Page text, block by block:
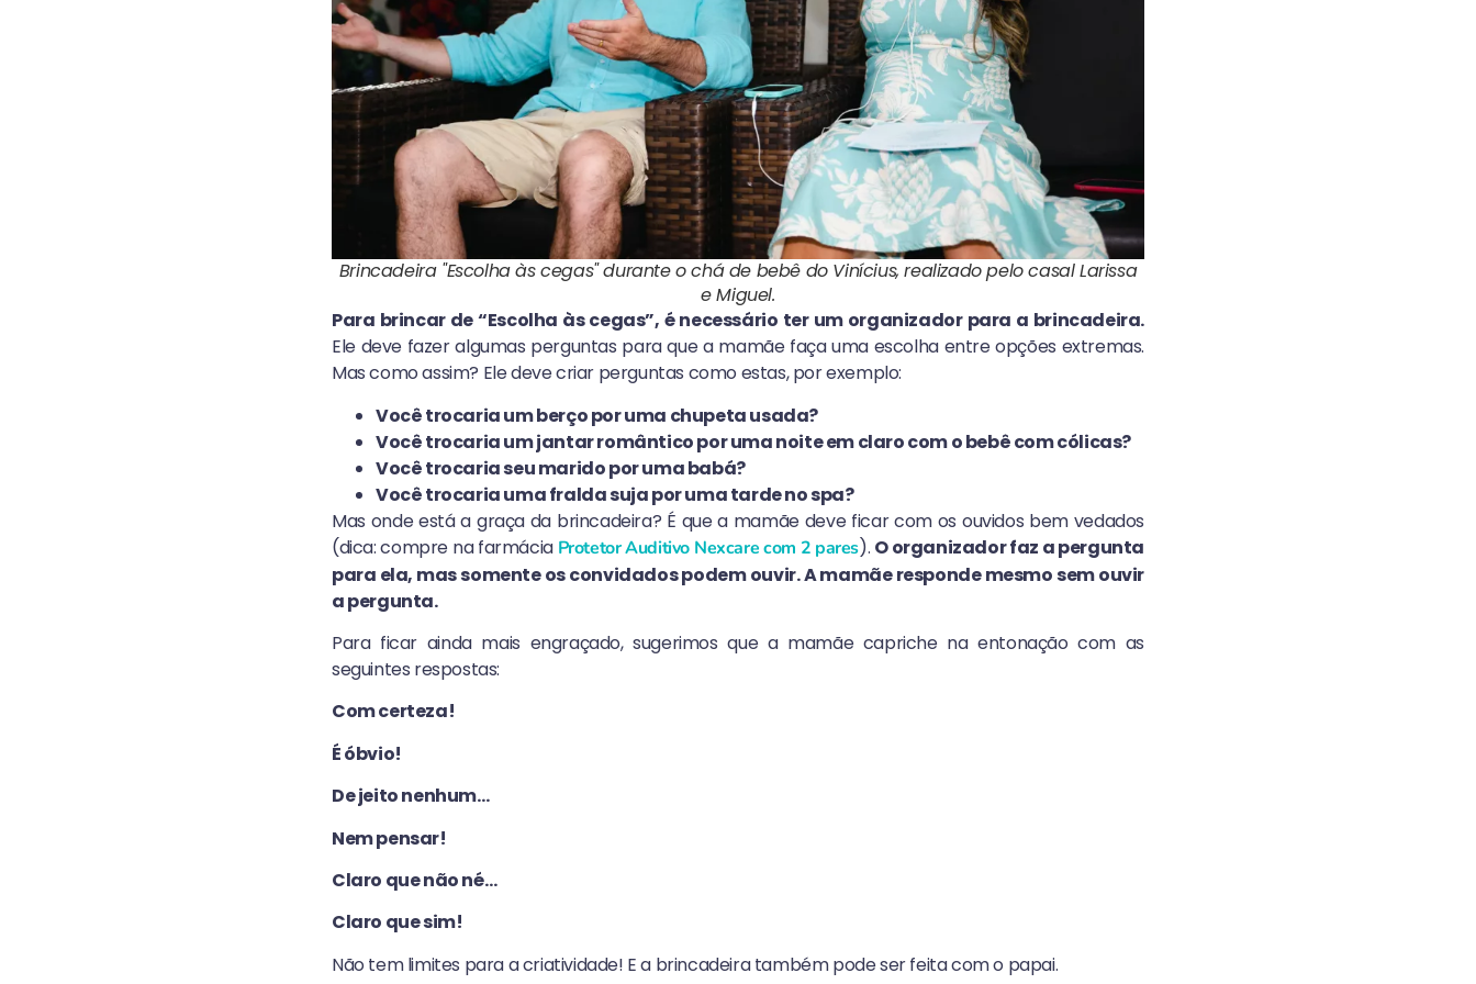
Brincadeira "Escolha às cegas" durante o chá de bebê do Vinícius, realizado pelo casal Larissa
e Miguel.
Para brincar de “Escolha às cegas”, é necessário ter um organizador para a brincadeira.
Ele deve fazer algumas perguntas para que a mamãe faça uma escolha entre opções extremas.
Mas como assim? Ele deve criar perguntas como estas, por exemplo:
Você trocaria um berço por uma chupeta usada?
Você trocaria um jantar romântico por uma noite em claro com o bebê com cólicas?
Você trocaria seu marido por uma babá?
Você trocaria uma fralda suja por uma tarde no spa?
Mas onde está a graça da brincadeira? É que a mamãe deve ficar com os ouvidos bem vedados
(dica: compre na farmácia Protetor Auditivo Nexcare com 2 pares). O organizador faz a pergunta
para ela, mas somente os convidados podem ouvir. A mamãe responde mesmo sem ouvir
a pergunta.
Para ficar ainda mais engraçado, sugerimos que a mamãe capriche na entonação com as
seguintes respostas:
Com certeza!
É óbvio!
De jeito nenhum…
Nem pensar!
Claro que não né…
Claro que sim!
Não tem limites para a criatividade! E a brincadeira também pode ser feita com o papai.